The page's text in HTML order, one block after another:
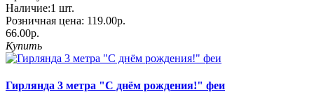
Наличие:1 шт.
Розничная цена: 119.00р.
66.00р.
Купить
Гирлянда 3 метра "С днём рождения!" феи